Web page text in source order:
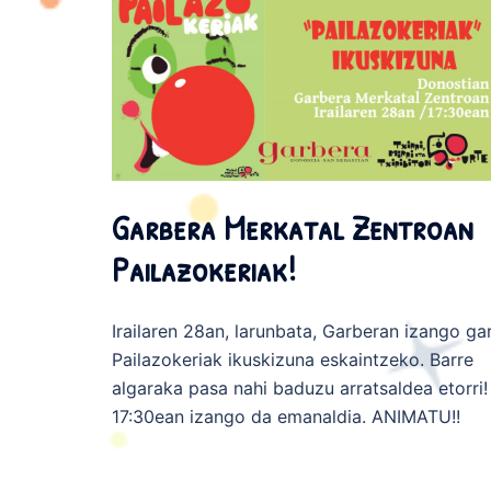
Garbera Merkatal Zentroan
Pailazokeriak!
Irailaren 28an, larunbata, Garberan izango
Pailazokeriak ikuskizuna eskaintzeko. Barre
algaraka pasa nahi baduzu arratsaldea etorri!
17:30ean izango da emanaldia. ANIMATU!!